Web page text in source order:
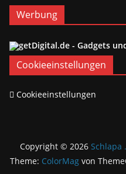
Werbung
Cookieeinstellungen
Cookieeinstellungen
Copyright © 2026 Schlapa
Theme: ColorMag von